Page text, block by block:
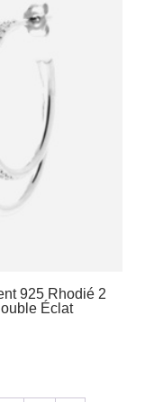
925 Rhodié 2
Éclat